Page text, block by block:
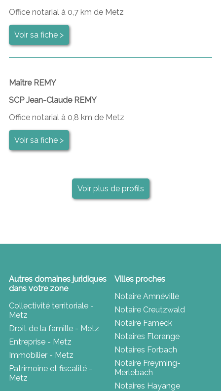
Office notarial à 0,7 km de Metz
Voir sa fiche >
Maître REMY
SCP Jean-Claude REMY
Office notarial à 0,8 km de Metz
Voir sa fiche >
Voir plus de profils
Autres domaines juridiques
dans votre zone
Collectivité territoriale -
Metz
Droit de la famille - Metz
Entreprise - Metz
Immobilier - Metz
Patrimoine et fiscalité -
Metz
Villes proches
Notaire Amnéville
Notaire Creutzwald
Notaire Fameck
Notaires Florange
Notaires Forbach
Notaire Freyming-
Merlebach
Notaires Hayange